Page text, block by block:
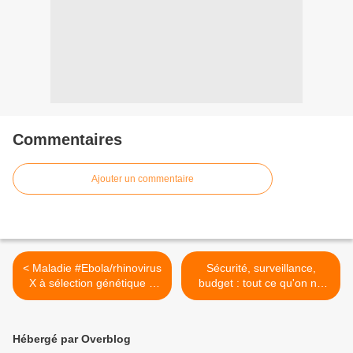
Commentaires
Ajouter un commentaire
< Maladie #Ebola/rhinovirus
X à sélection génétique à
venir...
Sécurité, surveillance,
budget : tout ce qu'on ne
vous dit pas sur les
Hébergé par Overblog